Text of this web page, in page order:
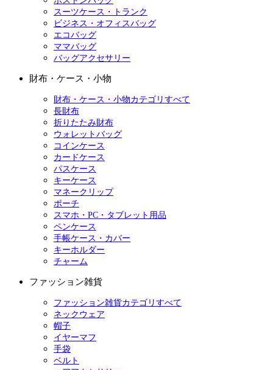
スーツケース・トランク
ビジネス・オフィスバッグ
エコバッグ
ママバッグ
バッグアクセサリー
財布・ケース・小物
財布・ケース・小物カテゴリすべて
長財布
折りたたみ財布
ウォレットバッグ
コインケース
カードケース
パスケース
キーケース
マネークリップ
ポーチ
スマホ・PC・タブレット用品
ペンケース
手帳ケース・カバー
キーホルダー
チャーム
ファッション雑貨
ファッション雑貨カテゴリすべて
ネックウェア
帽子
イヤーマフ
手袋
ベルト